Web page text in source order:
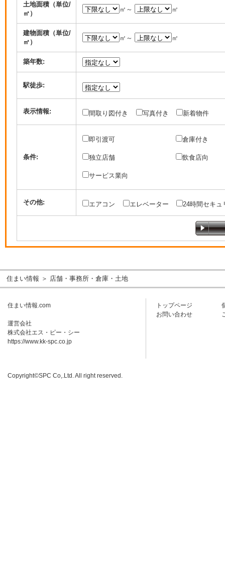
土地面積（単位/
㎡）
㎡～ ㎡
建物面積（単位/
㎡）
㎡～ ㎡
築年数:
駅徒歩:
表示情報: 間取り図付き 写真付き 新着物件
条件:
即引渡可 倉庫付き
独立店舗 飲食店向
サービス業向
その他: エアコン エレベーター 24時間セキュ
住まい情報 ＞ 店舗・事務所・倉庫・土地
住まい情報.com
運営会社
株式会社エス・ピー・シー
https://www.kk-spc.co.jp
Copyright©SPC Co,.Ltd. All right reserved.
トップページ
お問い合わせ